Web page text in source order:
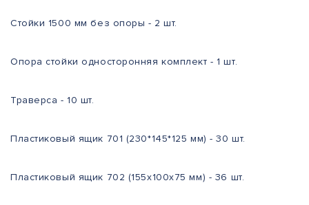
Стойки 1500 мм без опоры - 2 шт.
Опора стойки односторонняя комплект - 1 шт.
Траверса - 10 шт.
Пластиковый ящик 701 (230*145*125 мм) - 30 шт.
Пластиковый ящик 702 (155х100х75 мм) - 36 шт.